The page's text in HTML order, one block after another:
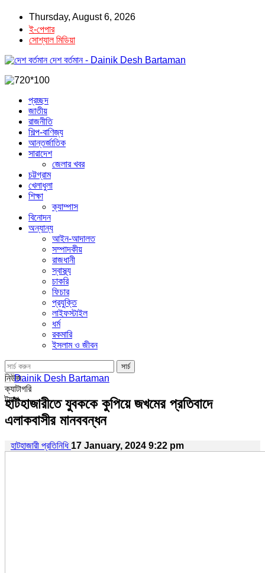
Thursday, August 6, 2026
ই-পেপার
সোশ্যাল মিডিয়া
দেশ বর্তমান - Dainik Desh Bartaman
প্রচ্ছদ
জাতীয়
রাজনীতি
শিল্প-বাণিজ্য
আন্তর্জাতিক
সারাদেশ
জেলার খবর
চট্টগ্রাম
খেলাধুলা
শিক্ষা
ক্যাম্পাস
বিনোদন
অন্যান্য
আইন-আদালত
সম্পাদকীয়
রাজধানী
স্বাস্থ্য
চাকরি
ফিচার
প্রযুক্তি
লাইফস্টাইল
ধর্ম
রকমারি
ইসলাম ও জীবন
নিউজ
ক্যাটাগরি
ট্যাগ
হাটহাজারীতে যুবককে কুপিয়ে জখমের প্রতিবাদে
এলাকবাসীর মানববন্ধন
হাটহাজারী প্রতিনিধি 17 January, 2024 9:22 pm